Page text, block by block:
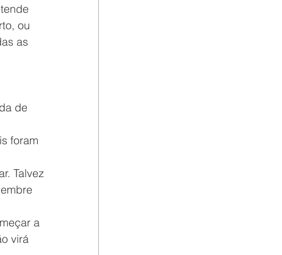
ou
as
de
foram
Talvez
a
virá